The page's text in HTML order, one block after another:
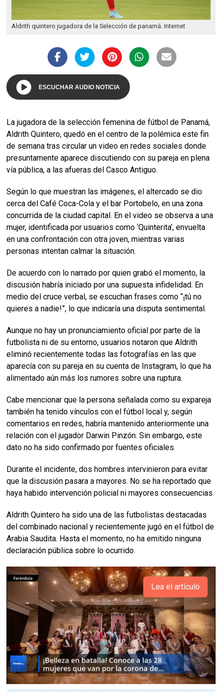
Aldrith quintero jugadora de la Selección de panamá. Internet
ESCUCHAR AUDIO NOTICIA
La jugadora de la selección femenina de fútbol de Panamá,
Aldrith Quintero, quedó en el centro de la polémica este fin
de semana tras circular un video en redes sociales donde
presuntamente aparece discutiendo con su pareja en plena
vía pública, a las afueras del Casco Antiguo.
Según lo que muestran las imágenes, el altercado se dio
cerca del Café Coca-Cola y el bar Portobelo, en una zona
concurrida de la ciudad capital. En el video se observa a una
mujer, identificada por usuarios como ‘Quinterita’, envuelta
en una confrontación con otra joven, mientras varias
personas intentan calmar la situación.
De acuerdo con lo narrado por quien grabó el momento, la
discusión habría iniciado por una supuesta infidelidad. En
medio del cruce verbal, se escuchan frases como “¡tú no
quieres a nadie!”, lo que indicaría una disputa sentimental.
Aunque no hay un pronunciamiento oficial por parte de la
futbolista ni de su entorno, usuarios notaron que Aldrith
eliminó recientemente todas las fotografías en las que
aparecía con su pareja en su cuenta de Instagram, lo que ha
alimentado aún más los rumores sobre una ruptura.
Cabe mencionar que la persona señalada como su expareja
también ha tenido vínculos con el fútbol local y, según
comentarios en redes, habría mantenido anteriormente una
relación con el jugador Darwin Pinzón. Sin embargo, este
dato no ha sido confirmado por fuentes oficiales.
Durante el incidente, dos hombres intervinieron para evitar
que la discusión pasara a mayores. No se ha reportado que
haya habido intervención policial ni mayores consecuencias.
Aldrith Quintero ha sido una de las futbolistas destacadas
del combinado nacional y recientemente jugó en el fútbol de
Arabia Saudita. Hasta el momento, no ha emitido ninguna
declaración pública sobre lo ocurrido.
Lea el artículo